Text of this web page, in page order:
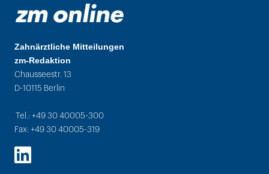
Zahnärztliche Mitteilungen
zm-Redaktion
Chausseestr. 13
D-10115 Berlin
Tel.: +49 30 40005-300
Fax: +49 30 40005-319
LinkedIn